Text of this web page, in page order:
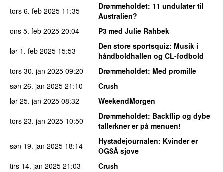
tors 6. feb 2025 11:35 Drømmeholdet: 11 undulater til
Australien?
ons 5. feb 2025 20:04
P3 med Julie Rahbek
lør 1. feb 2025 15:53 Den store sportsquiz: Musik i
håndboldhallen og CL-fodbold
tors 30. jan 2025 09:20 Drømmeholdet: Med promille
søn 26. jan 2025 21:10
Crush
lør 25. jan 2025 08:32
WeekendMorgen
tors 23. jan 2025 10:50 Drømmeholdet: Backflip og dybe
tallerkner er på menuen!
søn 19. jan 2025 18:14 Hystadejournalen: Kvinder er
OGSÅ sjove
tirs 14. jan 2025 21:03
Crush